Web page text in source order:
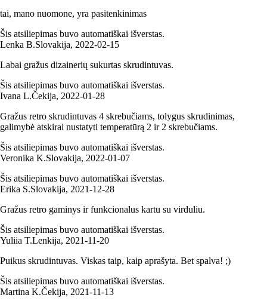
tai, mano nuomone, yra pasitenkinimas
Šis atsiliepimas buvo automatiškai išverstas.
Lenka B.Slovakija, 2022‑02‑15
Labai gražus dizainerių sukurtas skrudintuvas.
Šis atsiliepimas buvo automatiškai išverstas.
Ivana L.Čekija, 2022‑01‑28
Gražus retro skrudintuvas 4 skrebučiams, tolygus skrudinimas,
galimybė atskirai nustatyti temperatūrą 2 ir 2 skrebučiams.
Šis atsiliepimas buvo automatiškai išverstas.
Veronika K.Slovakija, 2022‑01‑07
Šis atsiliepimas buvo automatiškai išverstas.
Erika S.Slovakija, 2021‑12‑28
Gražus retro gaminys ir funkcionalus kartu su virduliu.
Šis atsiliepimas buvo automatiškai išverstas.
Yuliia T.Lenkija, 2021‑11‑20
Puikus skrudintuvas. Viskas taip, kaip aprašyta. Bet spalva! ;)
Šis atsiliepimas buvo automatiškai išverstas.
Martina K.Čekija, 2021‑11‑13